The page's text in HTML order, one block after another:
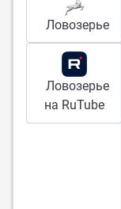
Ловозерье
Ловозерье
на RuTube